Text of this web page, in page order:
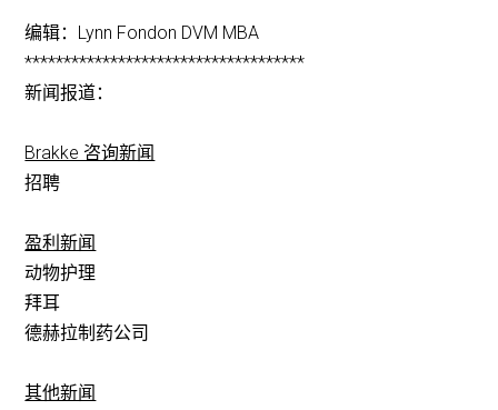
编辑：Lynn Fondon DVM MBA
************************************
新闻报道：
Brakke 咨询新闻
招聘
盈利新闻
动物护理
拜耳
德赫拉制药公司
其他新闻